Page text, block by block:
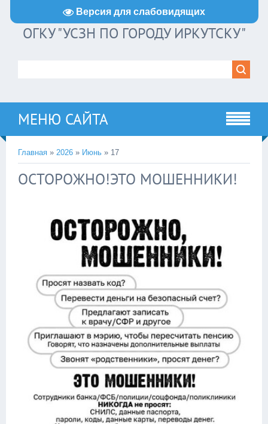
Версия для слабовидящих
ОГКУ "УСЗН ПО ГОРОДУ ИРКУТСКУ"
МЕНЮ САЙТА
Главная » 2026 » Июнь » 17
ОСТОРОЖНО!ЭТО МОШЕННИКИ!